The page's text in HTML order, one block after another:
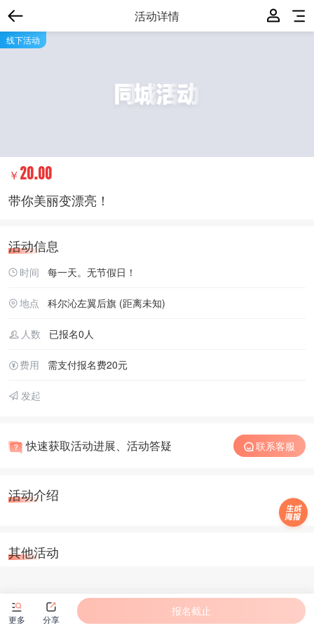
活动详情
线下活动
￥ 20.00
带你美丽变漂亮！
活动信息
时间 每一天。无节假日！
地点 科尔沁左翼后旗 (距离未知)
人数 已报名0人
费用 需支付报名费20元
发起
联系客服
快速获取活动进展、活动答疑
活动介绍
其他活动
更多 分享
报名截止